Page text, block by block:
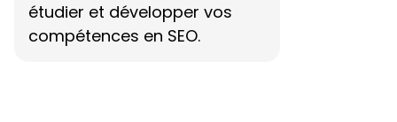
étudier et développer vos
compétences en SEO.